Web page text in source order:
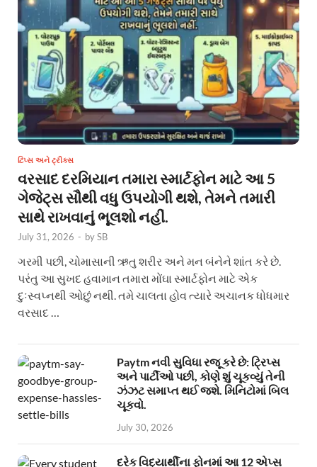
ટિપ્સ અને ટ્રીક્સ
વરસાદ દરમિયાન તમારા સ્માર્ટફોન માટે આ 5
ગેજેટ્સ સૌથી વધુ ઉપયોગી થશે, તેમને તમારી
સાથે રાખવાનું ભૂલશો નહીં.
July 31, 2026 - bySB
ગરમી પછી, ચોમાસાની ઋતુ શરીર અને મન બંનેને શાંત કરે છે.
પરંતુ આ સુખદ હવામાન તમારા મોંઘા સ્માર્ટફોન માટે એક
દુઃસ્વપ્નથી ઓછું નથી. તમે ચાલતા હોવ ત્યારે અચાનક ધોધમાર
વરસાદ …
Paytm નવી સુવિધા રજૂ કરે છે: ટ્રિપ્સ
અને પાર્ટીઓ પછી, કોણે શું ચૂકવ્યું તેની
ઝંઝટ સમાપ્ત થઈ જશે. મિનિટોમાં બિલ
ચૂકવો.
July 30, 2026
દરેક વિદ્યાર્થીના ફોનમાં આ 12 એપ્સ